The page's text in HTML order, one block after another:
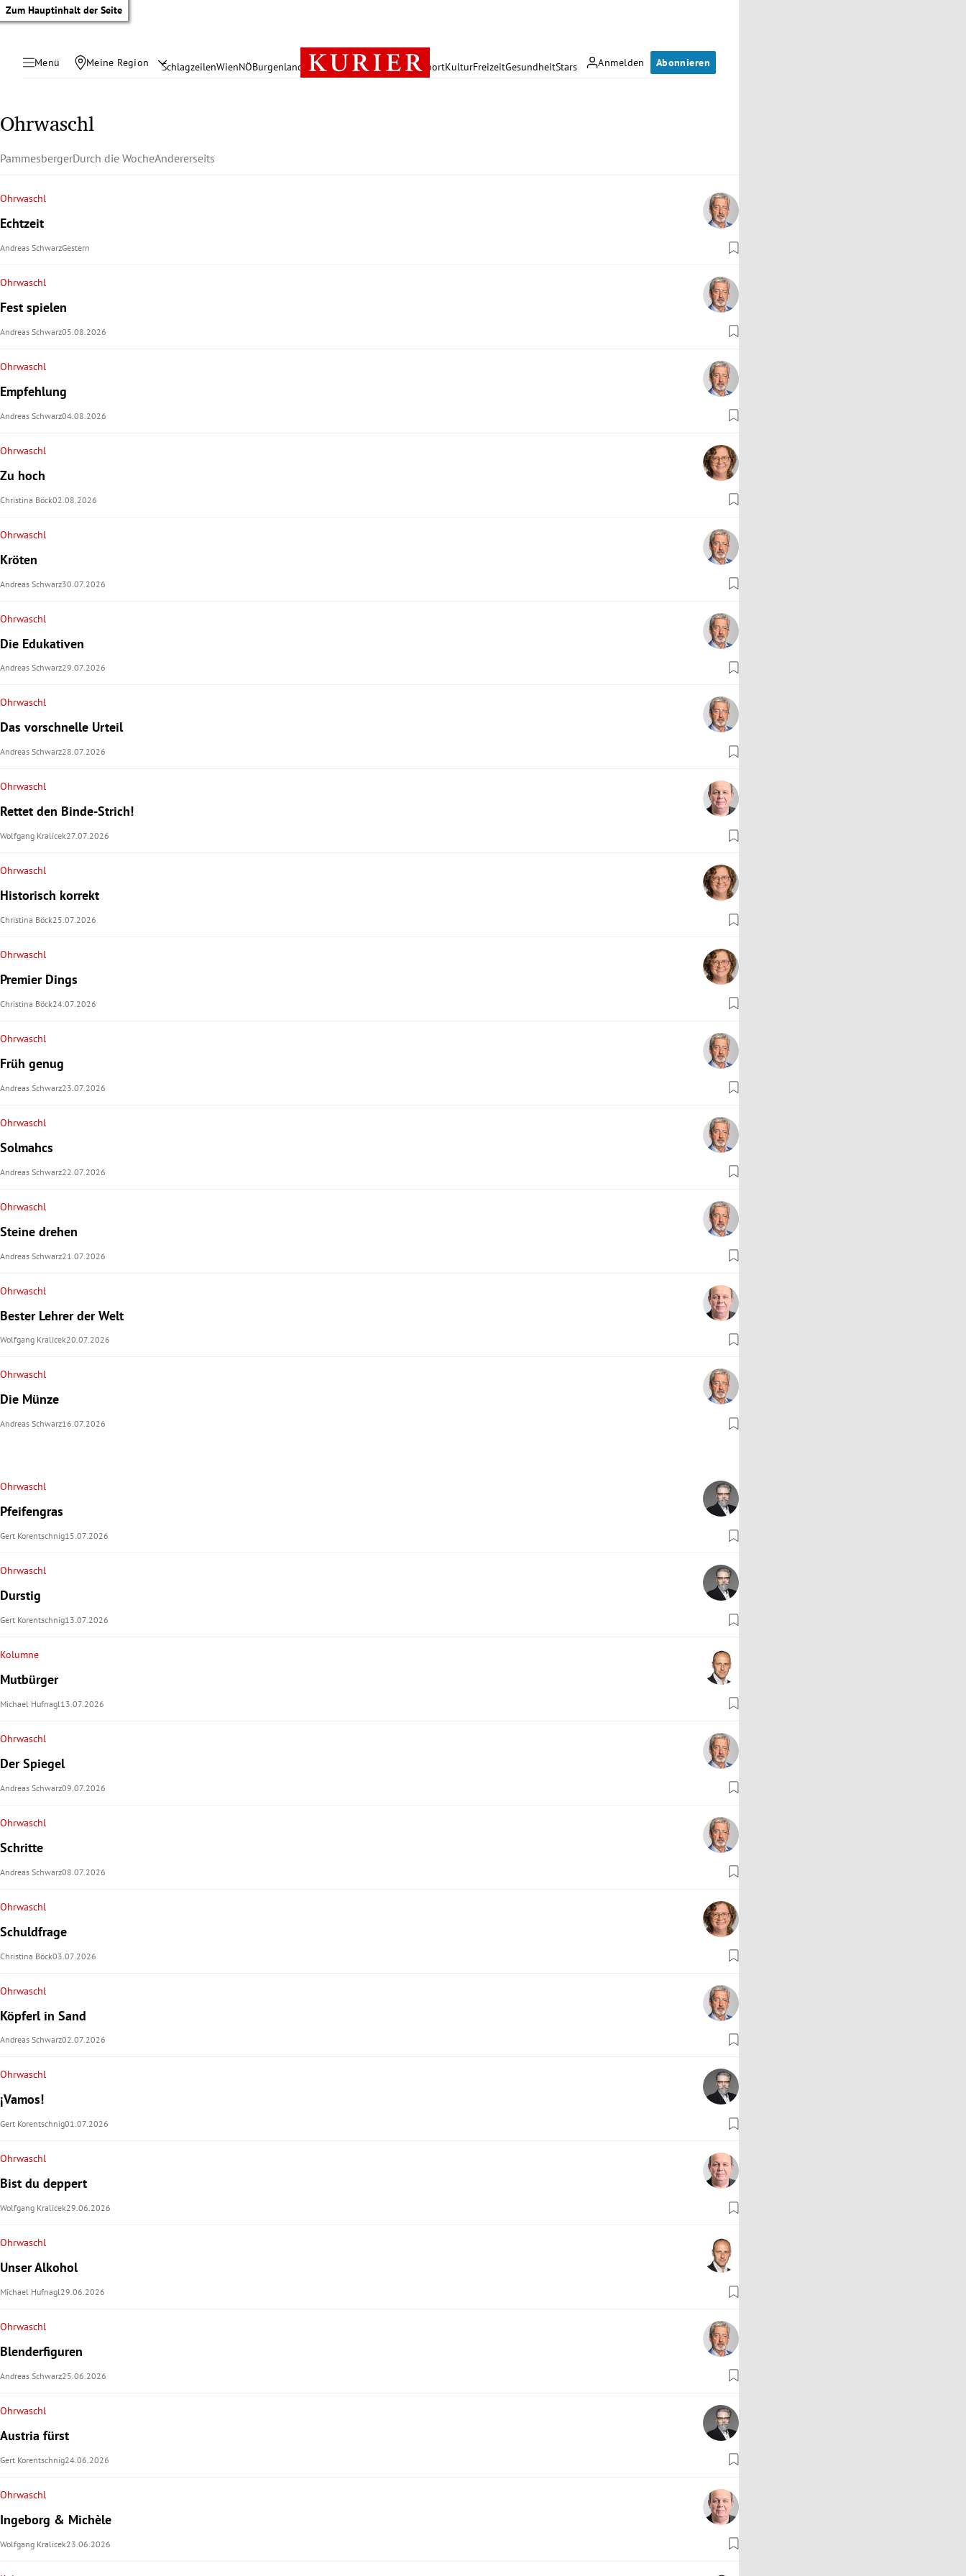
Zum Hauptinhalt der Seite
Menü Meine Region Anmelden Abonnieren
SchlagzeilenWienNÖBurgenland Österreich PolitikWirtschaft SportKulturFreizeitGesundheitStars
Untermenü
Untermenü
Untermenü
Untermenü
Untermenü
Untermenü
Ohrwaschl
PammesbergerDurch die WocheAndererseits
Ohrwaschl
Echtzeit
Andreas SchwarzGestern
Ohrwaschl
Fest spielen
Andreas Schwarz05.08.2026
Ohrwaschl
Empfehlung
Andreas Schwarz04.08.2026
Ohrwaschl
Zu hoch
Christina Böck02.08.2026
Ohrwaschl
Kröten
Andreas Schwarz30.07.2026
Ohrwaschl
Die Edukativen
Andreas Schwarz29.07.2026
Ohrwaschl
Das vorschnelle Urteil
Andreas Schwarz28.07.2026
Ohrwaschl
Rettet den Binde-Strich!
Wolfgang Kralicek27.07.2026
Ohrwaschl
Historisch korrekt
Christina Böck25.07.2026
Ohrwaschl
Premier Dings
Christina Böck24.07.2026
Ohrwaschl
Früh genug
Andreas Schwarz23.07.2026
Ohrwaschl
Solmahcs
Andreas Schwarz22.07.2026
Ohrwaschl
Steine drehen
Andreas Schwarz21.07.2026
Ohrwaschl
Bester Lehrer der Welt
Wolfgang Kralicek20.07.2026
Ohrwaschl
Die Münze
Andreas Schwarz16.07.2026
Ohrwaschl
Pfeifengras
Gert Korentschnig15.07.2026
Ohrwaschl
Durstig
Gert Korentschnig13.07.2026
Kolumne
Mutbürger
Michael Hufnagl 13.07.2026
Ohrwaschl
Der Spiegel
Andreas Schwarz09.07.2026
Ohrwaschl
Schritte
Andreas Schwarz08.07.2026
Ohrwaschl
Schuldfrage
Christina Böck03.07.2026
Ohrwaschl
Köpferl in Sand
Andreas Schwarz02.07.2026
Ohrwaschl
¡Vamos!
Gert Korentschnig01.07.2026
Ohrwaschl
Bist du deppert
Wolfgang Kralicek29.06.2026
Ohrwaschl
Unser Alkohol
Michael Hufnagl29.06.2026
Ohrwaschl
Blenderfiguren
Andreas Schwarz25.06.2026
Ohrwaschl
Austria fürst
Gert Korentschnig24.06.2026
Ohrwaschl
Ingeborg & Michèle
Wolfgang Kralicek23.06.2026